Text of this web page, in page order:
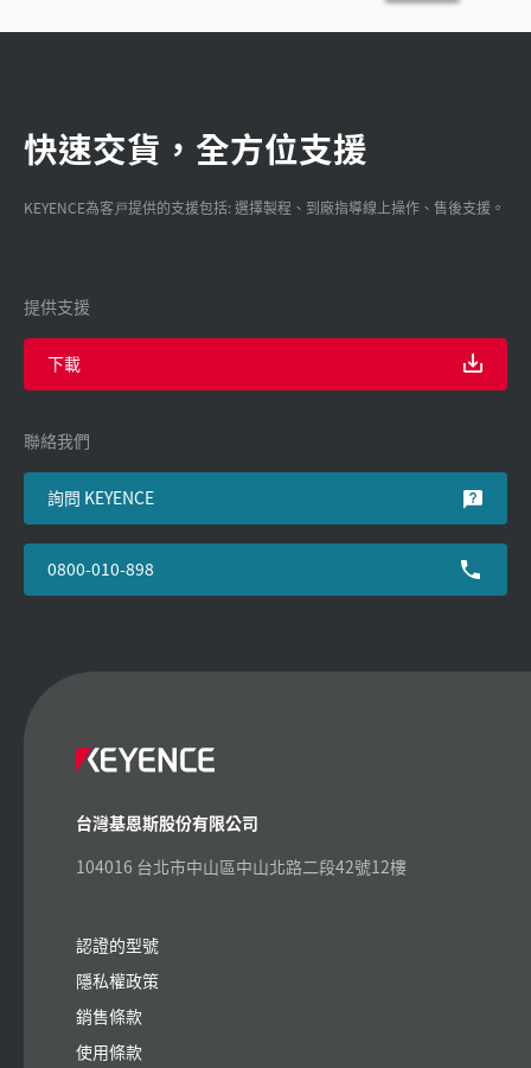
快速交貨，全方位支援
KEYENCE為客戸提供的支援包括: 選擇製程、到廠指導線上操作、售後支援。
提供支援
下載
聯絡我們
詢問 KEYENCE
0800-010-898
台灣基恩斯股份有限公司
104016 台北市中山區中山北路二段42號12樓
認證的型號
隱私權政策
銷售條款
使用條款